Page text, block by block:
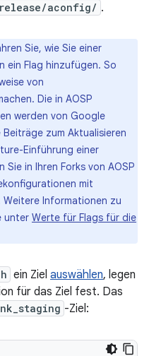
aconfig/ .
Sie, wie Sie einer
ein Flag hinzufügen. So
von
Die in AOSP
werden von Google
zum Aktualisieren
Einführung einer
in Ihren Forks von AOSP
mit
Informationen zu
unter Werte für Flags für die
ein Ziel auswählen, legen
für das Ziel fest. Das
-Ziel: